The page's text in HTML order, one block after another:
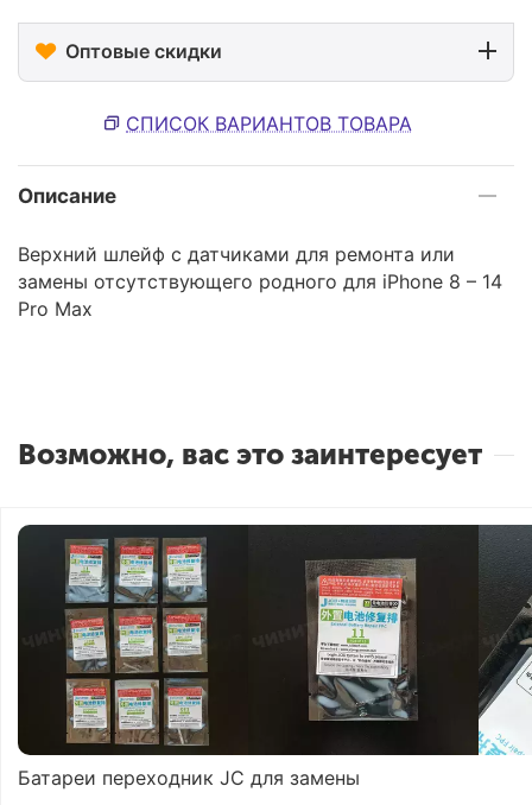
Оптовые скидки
СПИСОК ВАРИАНТОВ ТОВАРА
Описание
Верхний шлейф с датчиками для ремонта или
замены отсутствующего родного для iPhone 8 – 14
Pro Max
Возможно, вас это заинтересует
Батареи переходник JC для замены